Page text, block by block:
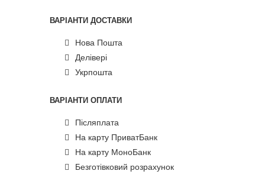
ВАРІАНТИ ДОСТАВКИ
Нова Пошта
Делівері
Укрпошта
ВАРІАНТИ ОПЛАТИ
Післяплата
На карту ПриватБанк
На карту МоноБанк
Безготівковий розрахунок